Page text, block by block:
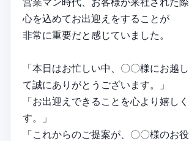
心を込めてお出迎えをすることが
非常に重要だと感じていました。
「本日はお忙しい中、〇〇様にお越
て誠にありがとうございます。」
「お出迎えできることを心より嬉し
す。」
「これからのご提案が、〇〇様のお